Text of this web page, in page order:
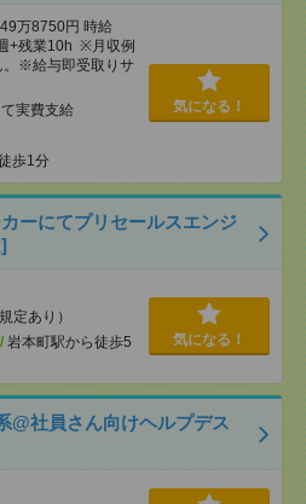
万8750円 時給
+残業10h ※月収例
。※給与即受取りサ
実費支給
歩1分
気になる！
ーにてプリセールスエンジ
定あり）
/ 岩本町駅から徒歩5
気になる！
@社員さん向けヘルプデス